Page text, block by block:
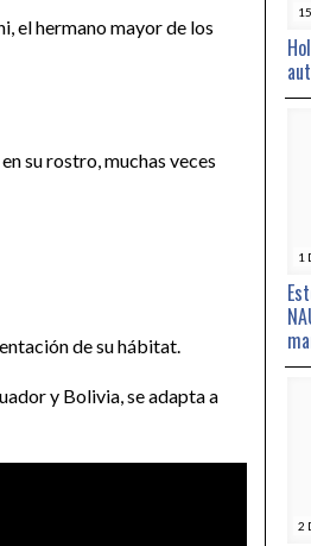
el hermano mayor de los
su rostro, muchas veces
de su hábitat.
y Bolivia, se adapta a
1
2